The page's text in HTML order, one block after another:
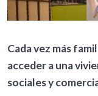
Cada vez más
acceder a una
sociales y